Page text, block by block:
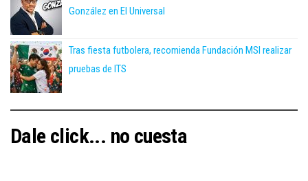
González en El Universal
Tras fiesta futbolera, recomienda Fundación MSI realizar
pruebas de ITS
Dale click... no cuesta